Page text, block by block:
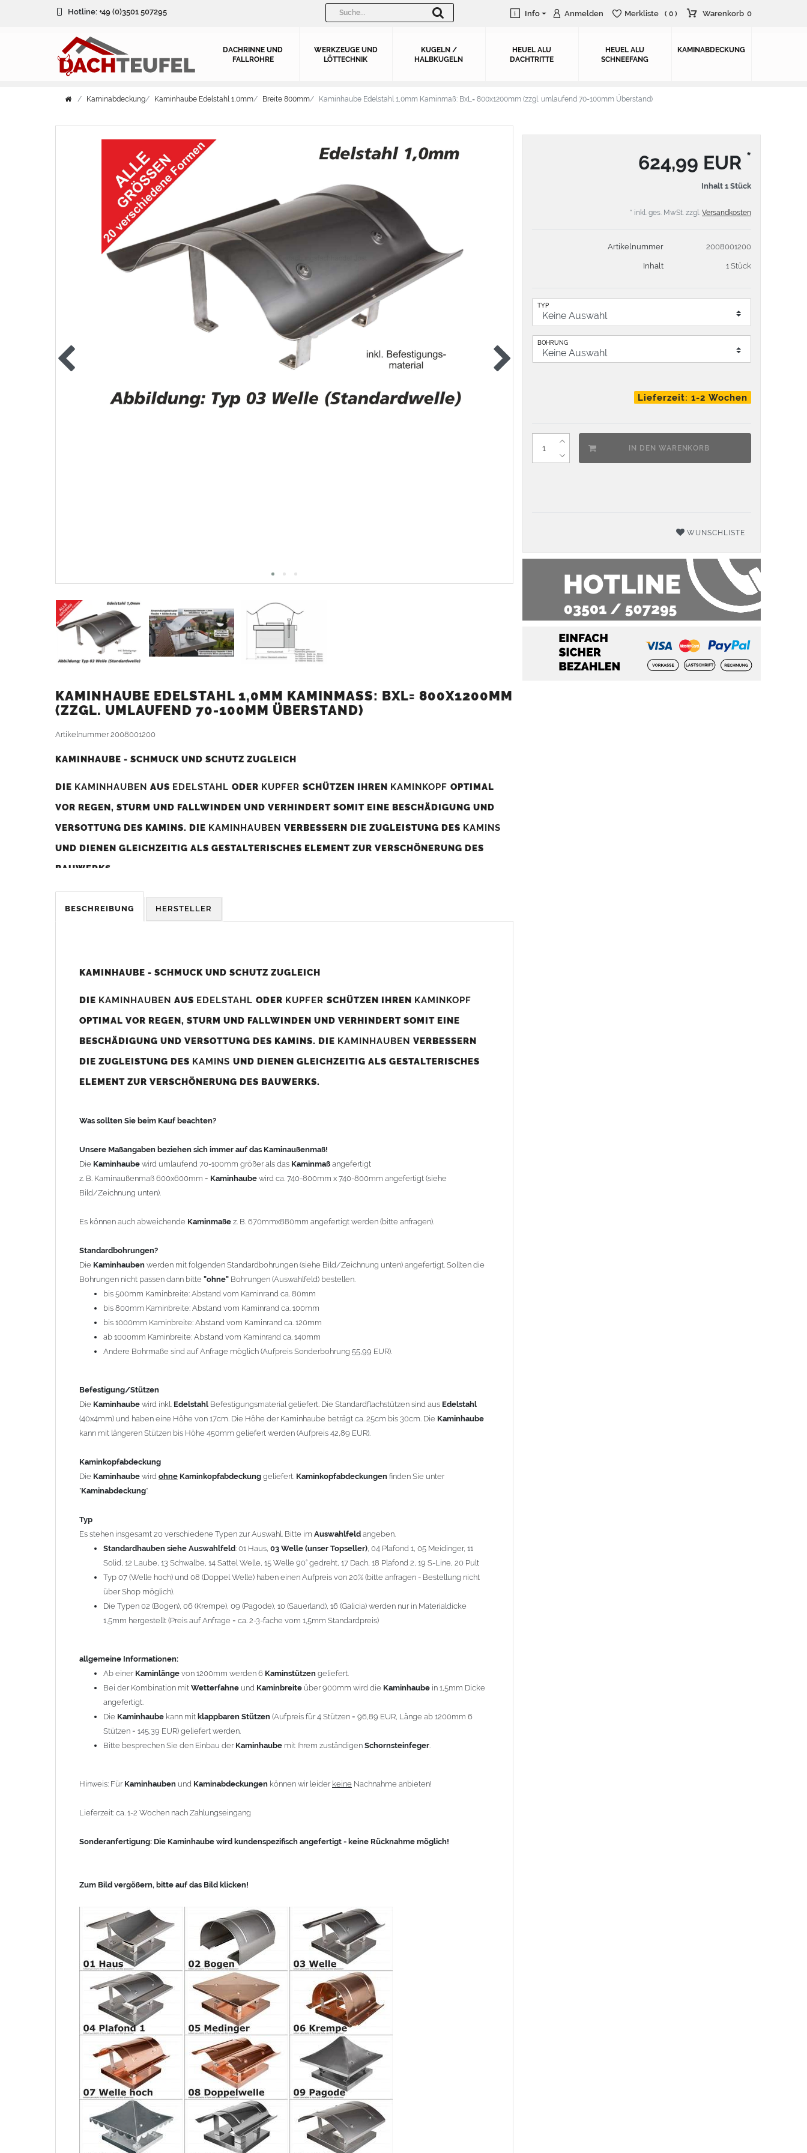
Hotline: +49 (0)3501 507295 Info Anmelden Merkliste ( 0 ) Warenkorb 0
DACHRINNE UND
FALLROHRE
WERKZEUGE UND
LÖTTECHNIK
KUGELN /
HALBKUGELN
HEUEL ALU
DACHTRITTE
HEUEL ALU
SCHNEEFANG
KAMINABDECKUNG
Kaminabdeckung Kaminhaube Edelstahl 1,0mm Breite 800mm Kaminhaube Edelstahl 1,0mm Kaminmaß: BxL= 800x1200mm (zzgl. umlaufend 70-100mm Überstand)
624,99 EUR *
Inhalt 1 Stück
* inkl. ges. MwSt. zzgl. Versandkosten
Artikelnummer 2008001200
Inhalt 1 Stück
TYP
BOHRUNG
Lieferzeit: 1-2 Wochen
IN DEN WARENKORB
WUNSCHLISTE
KAMINHAUBE EDELSTAHL 1,0MM KAMINMASS: BXL= 800X1200MM (
ZZGL. UMLAUFEND 70-100MM ÜBERSTAND)
Artikelnummer2008001200
KAMINHAUBE - SCHMUCK UND SCHUTZ ZUGLEICH
DIE KAMINHAUBEN AUS EDELSTAHL ODER KUPFER SCHÜTZEN IHREN KAMINKOPF OPTIMAL
VOR REGEN, STURM UND FALLWINDEN UND VERHINDERT SOMIT EINE BESCHÄDIGUNG UND
VERSOTTUNG DES KAMINS. DIE KAMINHAUBEN VERBESSERN DIE ZUGLEISTUNG DES KAMINS
UND DIENEN GLEICHZEITIG ALS GESTALTERISCHES ELEMENT ZUR VERSCHÖNERUNG DES
BAUWERKS.
Was sollten Sie beim Kauf beachten?
Standardbohrungen?
Bohrungen nicht passen dann bitte"ohne"Bohrungen (Auswahlfeld) bestellen.
bis 500mm Kaminbreite: Abstand vom Kaminrand ca. 80mm
ab 1000mm Kaminbreite: Abstand vom Kaminrand ca. 140mm
Befestigung/Stützen
Kaminhaubewird inkl.Edelstahl
kann mit längeren Stützen bis Höhe 450mm geliefert werden (Aufpreis 42,89 EUR).
Kaminkopfabdeckung
Kaminhaubewirdohne Kaminkopfabdeckunggeliefert.Kaminkopfabdeckungenfinden Sie unter
Kaminabdeckung".
Es stehen insgesamt 20 verschiedene Typen zur Auswahl. Bitte imAuswahlfeld
Standardhauben siehe Auswahlfeld: 01 Haus,03 Welle (unser Topseller)
12 Laube, 13 Schwalbe, 14 Sattel Welle, 15 Welle 90° gedreht, 17 Dach, 18 Plafond 2, 19 S-Line, 20 Pult
Die Typen 02 (Bogen), 06 (Krempe), 09 (Pagode), 10 (Sauerland), 16 (Galicia) werden nur in Materialdicke 1,5mm
hergestellt (Preis auf Anfrage = ca. 2-3-fache vom 1,5mm Standardpreis)
Ab einerKaminlänge
Bei der Kombination mitWetterfahneundKaminbreite über 900mm wird dieKaminhaubein 1,5mm Dicke
angefertigt.
= 145,39 EUR) geliefert werden.
Bitte besprechen Sie den Einbau derKaminhaubemit Ihrem zuständigenSchornsteinfeger
Zum Bild vergößern, bitte auf das Bild klicken!
BESCHREIBUNG HERSTELLER
KAMINHAUBE - SCHMUCK UND SCHUTZ ZUGLEICH
DIE KAMINHAUBEN AUS EDELSTAHL ODER KUPFER SCHÜTZEN IHREN KAMINKOPF
OPTIMAL VOR REGEN, STURM UND FALLWINDEN UND VERHINDERT SOMIT EINE
BESCHÄDIGUNG UND VERSOTTUNG DES KAMINS. DIE KAMINHAUBEN VERBESSERN
DIE ZUGLEISTUNG DES KAMINS UND DIENEN GLEICHZEITIG ALS GESTALTERISCHES
ELEMENT ZUR VERSCHÖNERUNG DES BAUWERKS.
Was sollten Sie beim Kauf beachten?
Unsere Maßangaben beziehen sich immer auf das Kaminaußenmaß!
Die Kaminhaube wird umlaufend 70-100mm größer als das Kaminmaß angefertigt
z. B. Kaminaußenmaß 600x600mm = Kaminhaube wird ca. 740-800mm x 740-800mm angefertigt (siehe
Bild/Zeichnung unten).
Es können auch abweichende Kaminmaße z. B. 670mmx880mm angefertigt werden (bitte anfragen).
Standardbohrungen?
Die Kaminhauben werden mit folgenden Standardbohrungen (siehe Bild/Zeichnung unten) angefertigt. Sollten die
Bohrungen nicht passen dann bitte "ohne" Bohrungen (Auswahlfeld) bestellen.
bis 500mm Kaminbreite: Abstand vom Kaminrand ca. 80mm
bis 800mm Kaminbreite: Abstand vom Kaminrand ca. 100mm
bis 1000mm Kaminbreite: Abstand vom Kaminrand ca. 120mm
ab 1000mm Kaminbreite: Abstand vom Kaminrand ca. 140mm
Andere Bohrmaße sind auf Anfrage möglich (Aufpreis Sonderbohrung 55,99 EUR).
Befestigung/Stützen
Die Kaminhaube wird inkl. Edelstahl Befestigungsmaterial geliefert. Die Standardflachstützen sind aus Edelstahl
(40x4mm) und haben eine Höhe von 17cm. Die Höhe der Kaminhaube beträgt ca. 25cm bis 30cm. Die Kaminhaube
kann mit längeren Stützen bis Höhe 450mm geliefert werden (Aufpreis 42,89 EUR).
Kaminkopfabdeckung
Die Kaminhaube wird ohne Kaminkopfabdeckung geliefert. Kaminkopfabdeckungen finden Sie unter
"Kaminabdeckung".
Typ
Es stehen insgesamt 20 verschiedene Typen zur Auswahl. Bitte im Auswahlfeld angeben.
Standardhauben siehe Auswahlfeld: 01 Haus, 03 Welle (unser Topseller) , 04 Plafond 1, 05 Meidinger, 11
Solid, 12 Laube, 13 Schwalbe, 14 Sattel Welle, 15 Welle 90° gedreht, 17 Dach, 18 Plafond 2, 19 S-Line, 20 Pult
Typ 07 (Welle hoch) und 08 (Doppel Welle) haben einen Aufpreis von 20% (bitte anfragen - Bestellung nicht
über Shop möglich).
Die Typen 02 (Bogen), 06 (Krempe), 09 (Pagode), 10 (Sauerland), 16 (Galicia) werden nur in Materialdicke
1,5mm hergestellt (Preis auf Anfrage = ca. 2-3-fache vom 1,5mm Standardpreis)
allgemeine Informationen:
Ab einer Kaminlänge von 1200mm werden 6 Kaminstützen geliefert.
Bei der Kombination mit Wetterfahne und Kaminbreite über 900mm wird die Kaminhaube in 1,5mm Dicke
angefertigt.
Die Kaminhaube kann mit klappbaren Stützen (Aufpreis für 4 Stützen = 96,89 EUR, Länge ab 1200mm 6
Stützen = 145,39 EUR) geliefert werden.
Bitte besprechen Sie den Einbau der Kaminhaube mit Ihrem zuständigen Schornsteinfeger
Hinweis: Für Kaminhauben und Kaminabdeckungen können wir leider keine Nachnahme anbieten!
Lieferzeit: ca. 1-2 Wochen nach Zahlungseingang
Sonderanfertigung: Die Kaminhaube wird kundenspezifisch angefertigt - keine Rücknahme möglich!
Zum Bild vergößern, bitte auf das Bild klicken!